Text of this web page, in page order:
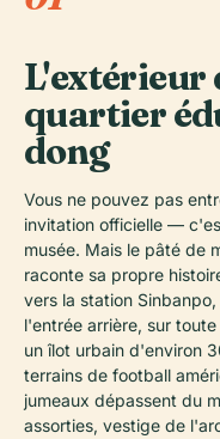
L'extérieur
quartier
dong
Vous ne pouvez pas
invitation officielle —
musée. Mais le pâté de
raconte sa propre
vers la station
l'entrée arrière, sur
un îlot urbain d'environ
terrains de football
jumeaux dépassent du
assorties, vestige de